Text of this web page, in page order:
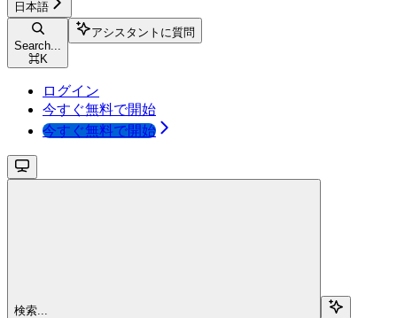
日本語
Search...
⌘K
アシスタントに質問
ログイン
今すぐ無料で開始
今すぐ無料で開始
検索...